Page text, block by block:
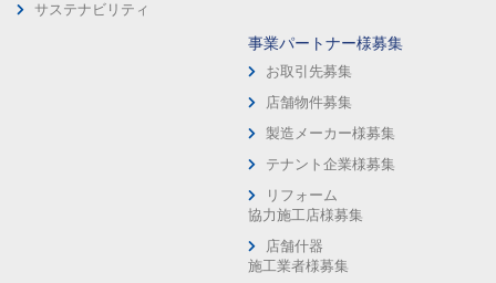
サステナビリティ
事業パートナー様募集
お取引先募集
店舗物件募集
製造メーカー様募集
テナント企業様募集
リフォーム
協力施工店様募集
店舗什器
施工業者様募集